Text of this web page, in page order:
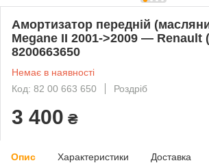
Амортизатор передній
Megane II 2001->2009 — Renault
8200663650
Немає в наявності
Код: 82 00 663 650
Роздріб
3 400 ₴
Опис Характеристики Доставка